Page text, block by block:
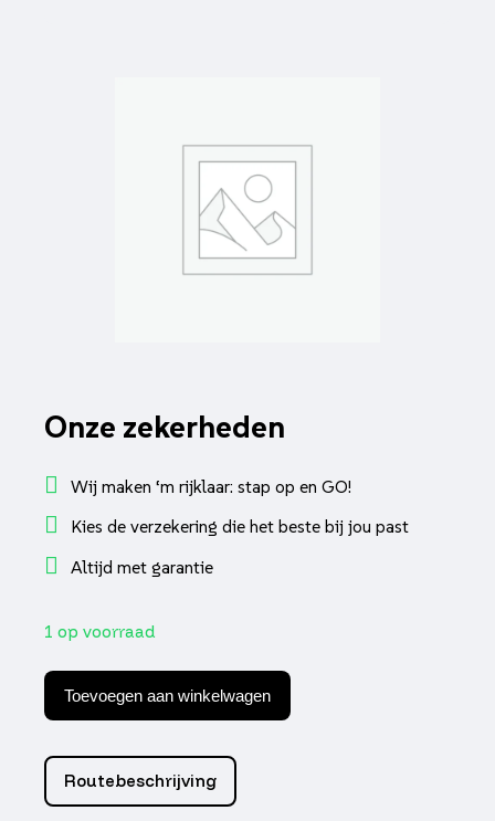
Onze zekerheden
Wij maken ‘m rijklaar: stap op en GO!
Kies de verzekering die het beste bij jou past
Altijd met garantie
1 op voorraad
E-
GO
S4
Remklauw
Achter
aantal
Toevoegen aan winkelwagen
Routebeschrijving